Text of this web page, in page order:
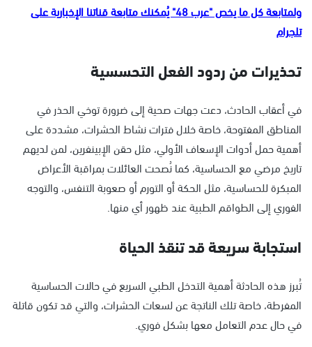
ولمتابعة كل ما يخص "عرب 48" يُمكنك متابعة قناتنا الإخبارية على
تلجرام
تحذيرات من ردود الفعل التحسسية
في أعقاب الحادث، دعت جهات صحية إلى ضرورة توخي الحذر في
المناطق المفتوحة، خاصة خلال فترات نشاط الحشرات، مشددة على
أهمية حمل أدوات الإسعاف الأولي، مثل حقن الإبينفرين، لمن لديهم
تاريخ مرضي مع الحساسية، كما نُصحت العائلات بمراقبة الأعراض
المبكرة للحساسية، مثل الحكة أو التورم أو صعوبة التنفس، والتوجه
الفوري إلى الطواقم الطبية عند ظهور أي منها.
استجابة سريعة قد تنقذ الحياة
تُبرز هذه الحادثة أهمية التدخل الطبي السريع في حالات الحساسية
المفرطة، خاصة تلك الناتجة عن لسعات الحشرات، والتي قد تكون قاتلة
في حال عدم التعامل معها بشكل فوري.